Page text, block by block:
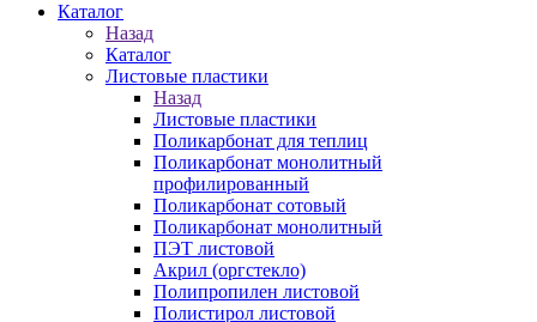
Каталог
Назад
Каталог
Листовые пластики
Назад
Листовые пластики
Поликарбонат для теплиц
Поликарбонат монолитный
профилированный
Поликарбонат сотовый
Поликарбонат монолитный
ПЭТ листовой
Акрил (оргстекло)
Полипропилен листовой
Полистирол листовой